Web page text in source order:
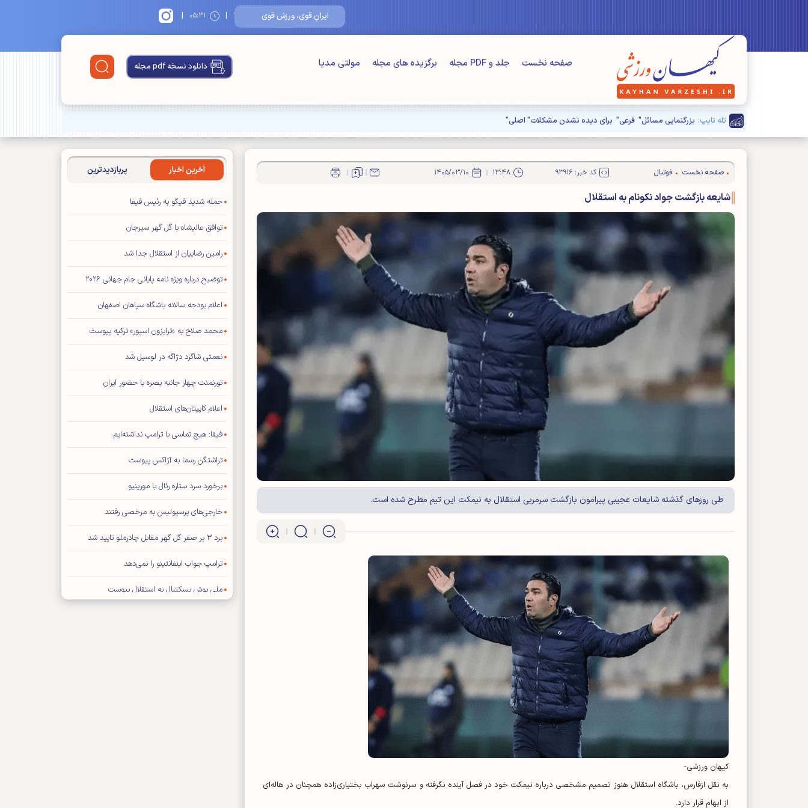
ایرانِ قوی، ورزشِ قوی ۱۵/مرداد/۱۴۰۵ | ۰۵:۳۱ |
صفحه نخست جلد و PDF مجله برگزیده های مجله مولتی مدیا دانلود نسخه pdf مجله
تله تایپ: بزرگنمایی مسائل" فرعی" برای دیده نشدن مشکلات" اصلی"
صفحه نخست فوتبال کد خبر: ۹۳۹۱۶ ۱۳:۴۸ ۱۴۰۵/۰۳/۱۰
شایعه بازگشت جواد نکونام به استقلال
طی روز‌های گذشته شایعات عجیبی پیرامون بازگشت سرمربی استقلال به نیمکت این تیم مطرح شده است.
کیهان ورزشی-
به نقل ازفارس، باشگاه استقلال هنوز تصمیم مشخصی درباره نیمکت خود در فصل آینده نگرفته و سرنوشت سهراب بختیاری‌زاده همچنان در هاله‌ای
از ابهام قرار دارد.
آخرین اخبار پربازدیدترین
حمله شدید فیگو به رئیس فیفا
توافق عالیشاه با گل گهر سیرجان
رامین رضاییان از استقلال جدا شد
توضیح درباره ویژه نامه پایانی جام جهانی ۲۰۲۶
اعلام بودجه سالانه باشگاه سپاهان اصفهان
محمد صلاح به «ترابزون اسپور» ترکیه پیوست
نعمتی شاگرد دژاگه در لوسیل شد
تورنمنت چهار جانبه بصره با حضور ایران
اعلام کاپیتان‌های استقلال
فیفا: هیچ تماسی با ترامپ نداشته‌ایم
تراشتگن رسما به آژاکس پیوست
برخورد سرد ستاره رئال با مورینیو
خارجی‌های پرسپولیس به مرخصی رفتند
برد ۳ بر صفر گل گهر مقابل چادرملو تایید شد
ترامپ جواب اینفانتینو را نمی‌دهد
ملی پوش بسکتبال به استقلال پیوست